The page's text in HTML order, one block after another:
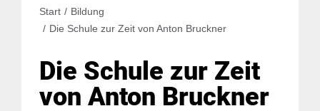
Sie befinden sich hier:
Start
Bildung
Die Schule zur Zeit von Anton Bruckner
Die Schule zur Zeit
von Anton Bruckner